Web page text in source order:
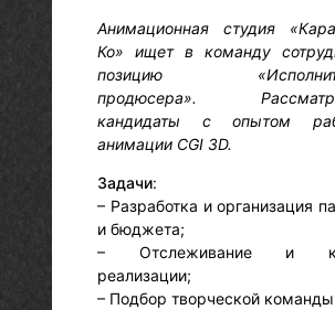
Анимационная студия
Ко» ищет в команду
позицию
продюсера».
кандидаты с опытом
анимации CGI 3D.
Задачи:
– Разработка и организация
и бюджета;
– Отслеживание и
реализации;
– Подбор творческой